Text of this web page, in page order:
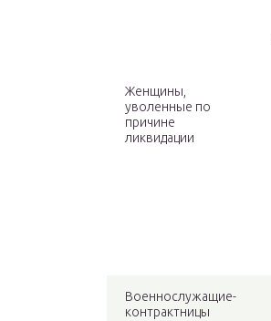
Женщины,
уволенные по
причине
ликвидации
Военнослужащие-
контрактницы